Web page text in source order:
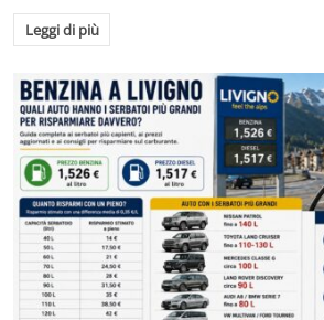
Leggi di più